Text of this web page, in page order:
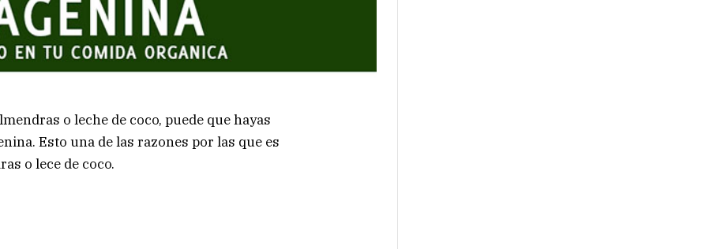
o leche de coco, puede que hayas
Esto una de las razones por las que es
o lece de coco.